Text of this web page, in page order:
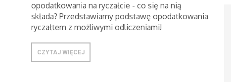
opodatkowania na ryczałcie - co się na nią
składa? Przedstawiamy podstawę opodatkowania
ryczałtem z możliwymi odliczeniami!
CZYTAJ WIĘCEJ